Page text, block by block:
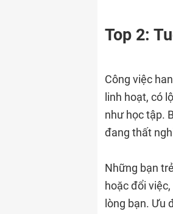
Top 2:
Công việc
linh hoạt, có
như học tập.
đang thất
Những bạn
hoặc đổi
lòng bạn. Ưu